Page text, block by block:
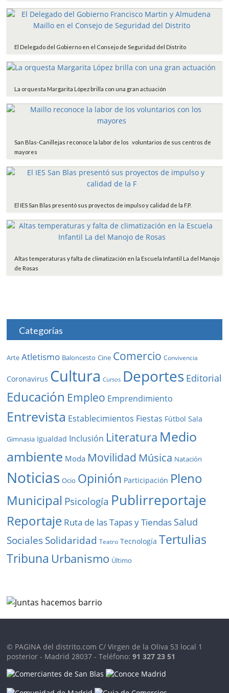
El Delegado del Gobierno en el Consejo de Seguridad del Distrito
La orquesta Margarita López brilla con una gran actuación
San Blas-Canillejas reconoce la labor de los voluntarios de sus centros de
mayores
El IES San Blas presentó sus proyectos de impulso y calidad de la F.P.
Altas temperaturas y falta de climatización en la Escuela Infantil La del Manojo
de Rosas
Categorías
Arte Atletismo Baloncesto Cine Comercio Convivencia
Coronavirus Cultura Cursos Deportes Editorial
Educación Empleo Emprendimiento
Entrevista Establecimientos Fiestas Fútbol Sala
Gimnasia Igualdad Inclusión Literatura Medio
ambiente Moda Movilidad Música Natación
Noticias Ocio Opinión Participación Pleno
Municipal Psicología Publirreportaje
Reportaje Ruta de las Tapas y Tiendas Salud
SocialesSolidaridad Teatro Tecnología Tertulias
Tribuna Urbanismo Último
© PAGINA del distrito.com C/ Virgen de la Oliva 53 local 1
posterior - Madrid 28037 - Teléfono:91 327 23 51